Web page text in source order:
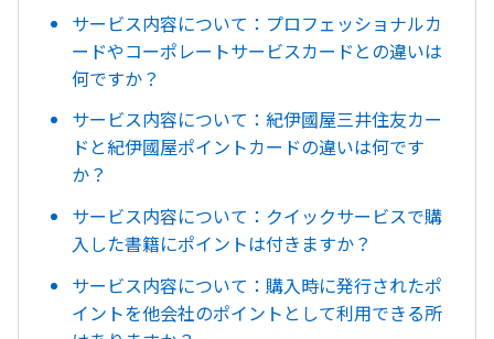
サービス内容について：プロフェッショナルカ
ードやコーポレートサービスカードとの違いは
何ですか？
サービス内容について：紀伊國屋三井住友カー
ドと紀伊國屋ポイントカードの違いは何です
か？
サービス内容について：クイックサービスで購
入した書籍にポイントは付きますか？
サービス内容について：購入時に発行されたポ
イントを他会社のポイントとして利用できる所